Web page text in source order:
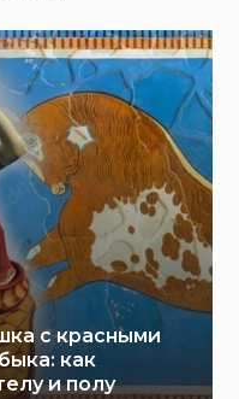
с красными
как
и полу